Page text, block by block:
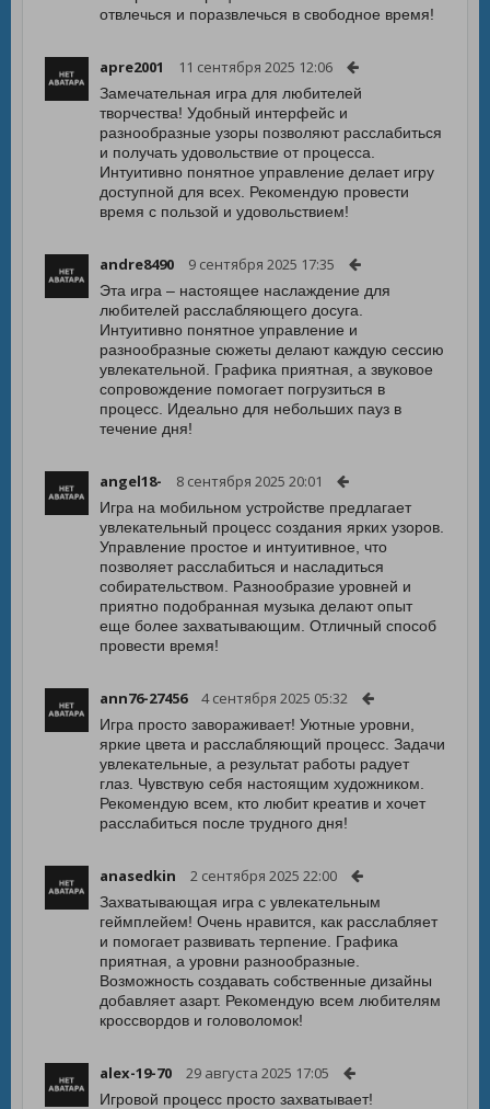
отвлечься и поразвлечься в свободное время!
apre2001 11 сентября 2025 12:06
Замечательная игра для любителей
творчества! Удобный интерфейс и
разнообразные узоры позволяют расслабиться
и получать удовольствие от процесса.
Интуитивно понятное управление делает игру
доступной для всех. Рекомендую провести
время с пользой и удовольствием!
andre8490 9 сентября 2025 17:35
Эта игра – настоящее наслаждение для
любителей расслабляющего досуга.
Интуитивно понятное управление и
разнообразные сюжеты делают каждую сессию
увлекательной. Графика приятная, а звуковое
сопровождение помогает погрузиться в
процесс. Идеально для небольших пауз в
течение дня!
angel18- 8 сентября 2025 20:01
Игра на мобильном устройстве предлагает
увлекательный процесс создания ярких узоров.
Управление простое и интуитивное, что
позволяет расслабиться и насладиться
собирательством. Разнообразие уровней и
приятно подобранная музыка делают опыт
еще более захватывающим. Отличный способ
провести время!
ann76-27456 4 сентября 2025 05:32
Игра просто завораживает! Уютные уровни,
яркие цвета и расслабляющий процесс. Задачи
увлекательные, а результат работы радует
глаз. Чувствую себя настоящим художником.
Рекомендую всем, кто любит креатив и хочет
расслабиться после трудного дня!
anasedkin 2 сентября 2025 22:00
Захватывающая игра с увлекательным
геймплейем! Очень нравится, как расслабляет
и помогает развивать терпение. Графика
приятная, а уровни разнообразные.
Возможность создавать собственные дизайны
добавляет азарт. Рекомендую всем любителям
кроссвордов и головоломок!
alex-19-70 29 августа 2025 17:05
Игровой процесс просто захватывает!